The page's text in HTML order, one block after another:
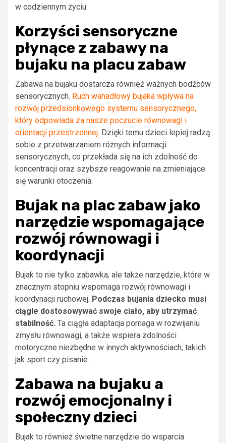
w codziennym życiu.
Korzyści sensoryczne
płynące z zabawy na
bujaku na placu zabaw
Zabawa na bujaku dostarcza również ważnych bodźców
sensorycznych. Ruch wahadłowy bujaka wpływa na
rozwój przedsionkowego systemu sensorycznego,
który odpowiada za nasze poczucie równowagi i
orientacji przestrzennej. Dzięki temu dzieci lepiej radzą
sobie z przetwarzaniem różnych informacji
sensorycznych, co przekłada się na ich zdolność do
koncentracji oraz szybsze reagowanie na zmieniające
się warunki otoczenia.
Bujak na plac zabaw jako
narzędzie wspomagające
rozwój równowagi i
koordynacji
Bujak to nie tylko zabawka, ale także narzędzie, które w
znacznym stopniu wspomaga rozwój równowagi i
koordynacji ruchowej. Podczas bujania dziecko musi
ciągle dostosowywać swoje ciało, aby utrzymać
stabilność. Ta ciągła adaptacja pomaga w rozwijaniu
zmysłu równowagi, a także wspiera zdolności
motoryczne niezbędne w innych aktywnościach, takich
jak sport czy pisanie.
Zabawa na bujaku a
rozwój emocjonalny i
społeczny dzieci
Bujak to również świetne narzędzie do wsparcia